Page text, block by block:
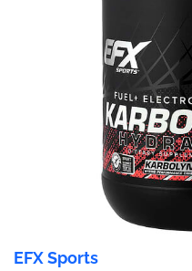
EFX Sports